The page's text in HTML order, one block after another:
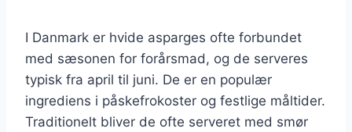
I Danmark er hvide asparges ofte forbundet
med sæsonen for forårsmad, og de serveres
typisk fra april til juni. De er en populær
ingrediens i påskefrokoster og festlige måltider.
Traditionelt bliver de ofte serveret med smør